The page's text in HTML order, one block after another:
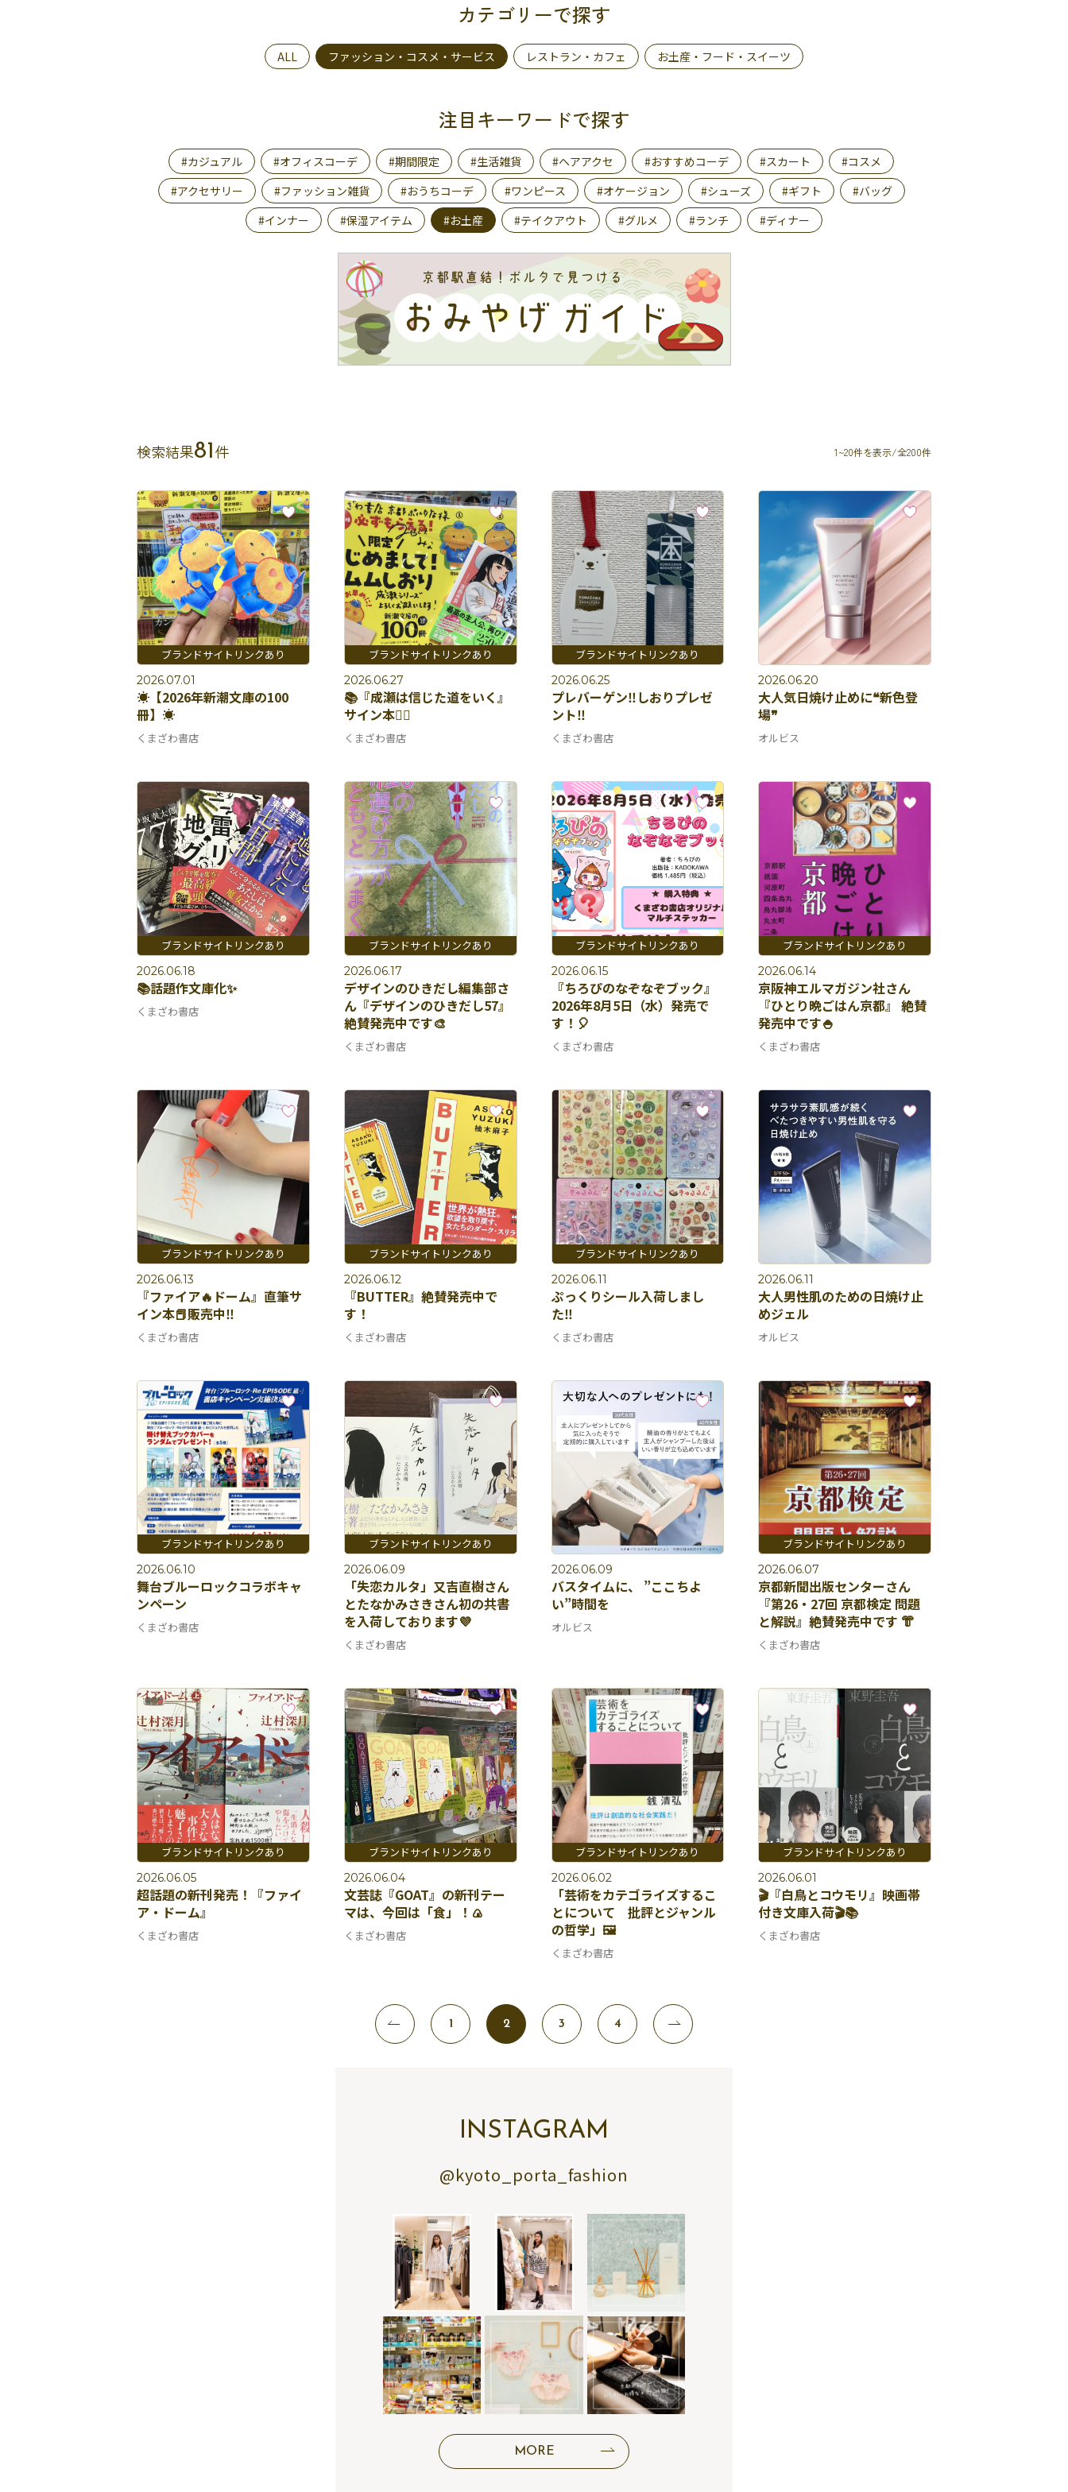
カテゴリーで探す
ALL ファッション・コスメ・サービス レストラン・カフェ お土産・フード・スイーツ
注目キーワードで探す
#カジュアル #オフィスコーデ #期間限定 #生活雑貨 #ヘアアクセ #おすすめコーデ #スカート
#コスメ
#アクセサリー
#ファッション雑貨 #おうちコーデ #ワンピース #オケージョン #シューズ #ギフト
#バッグ
#インナー
#保湿アイテム #お土産 #テイクアウト #グルメ #ランチ #ディナー
検索結果81件 1~20件を表示/全200件
2026.07.01
☀️【2026年新潮文庫の100
冊】☀️
くまざわ書店
2026.06.27
📚『成瀬は信じた道をいく』
サイン本✍🏻
くまざわ書店
2026.06.25
プレバーゲン‼️しおりプレゼ
ント‼️
くまざわ書店
2026.06.20
大人気日焼け止めに❝新色登
場❞
オルビス
2026.06.18
📚話題作文庫化✨
くまざわ書店
2026.06.17
デザインのひきだし編集部さ
ん『デザインのひきだし57』
絶賛発売中です🎨
くまざわ書店
2026.06.15
『ちろぴのなぞなぞブック』
2026年8月5日（水）発売で
す！🎈
くまざわ書店
2026.06.14
京阪神エルマガジン社さん
『ひとり晩ごはん京都』 絶賛
発売中です🍚
くまざわ書店
2026.06.13
『ファイア🔥ドーム』直筆サ
イン本📕販売中‼️
くまざわ書店
2026.06.12
『BUTTER』絶賛発売中で
す！
くまざわ書店
2026.06.11
ぷっくりシール入荷しまし
た‼️
くまざわ書店
2026.06.11
大人男性肌のための日焼け止
めジェル
オルビス
2026.06.10
舞台ブルーロックコラボキャ
ンペーン
くまざわ書店
2026.06.09
「失恋カルタ」又吉直樹さん
とたなかみさきさん初の共書
を入荷しております💜
くまざわ書店
2026.06.09
バスタイムに、 ”ここちよ
い”時間を
オルビス
2026.06.07
京都新聞出版センターさん
『第26・27回 京都検定 問題
と解説』絶賛発売中です 👘
くまざわ書店
2026.06.05
超話題の新刊発売！『ファイ
ア・ドーム』
くまざわ書店
2026.06.04
文芸誌『GOAT』の新刊テー
マは、今回は「食」！🍙
くまざわ書店
2026.06.02
「芸術をカテゴライズするこ
とについて 批評とジャンル
の哲学」🖼️
くまざわ書店
2026.06.01
🎬『白鳥とコウモリ』映画帯
付き文庫入荷🎬📚
くまざわ書店
1 2 3 4
INSTAGRAM
@kyoto_porta_fashion
MORE